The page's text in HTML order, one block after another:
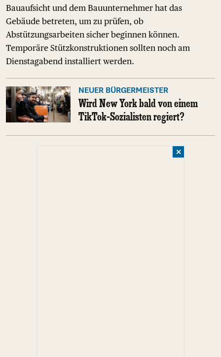
Bauaufsicht und dem Bauunternehmer hat das
Gebäude betreten, um zu prüfen, ob
Abstützungsarbeiten sicher beginnen können.
Temporäre Stützkonstruktionen sollten noch am
Dienstagabend installiert werden.
NEUER BÜRGERMEISTER
Wird New York bald von einem
TikTok-Sozialisten regiert?
✕